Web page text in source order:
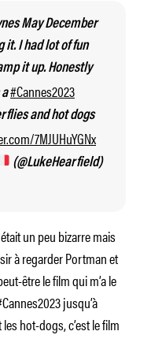
May December
it. I had lot of fun
it up. Honestly
a#Cannes2023
and hot dogs
7MJUHuYGNx
(@LukeHearfield)
un peu bizarre mais
à regarder Portman et
être le film qui m’a le
jusqu’à
hot-dogs, c’est le film